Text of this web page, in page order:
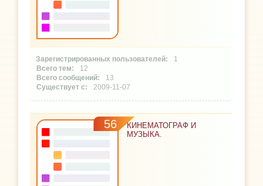
1
12
13
2009-11-07
56
КИНЕМАТОГРАФ И
МУЗЫКА.